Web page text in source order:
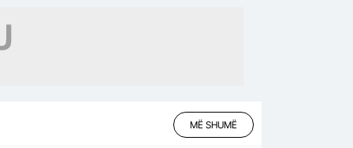
MË SHUMË